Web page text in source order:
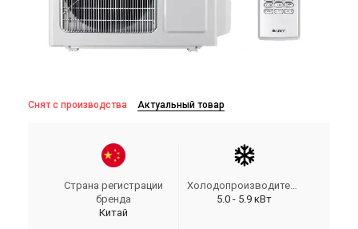
Снят с производства Актуальный товар
Страна регистрации
бренда
Китай
Холодопроизводительность
5.0 - 5.9 кВт